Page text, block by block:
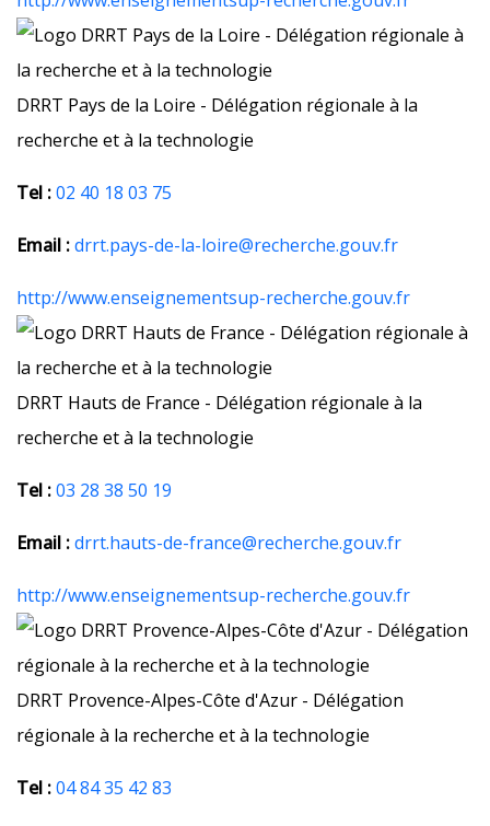
DRRT Pays de la Loire - Délégation régionale à la
recherche et à la technologie
Tel :02 40 18 03 75
Email :drrt.pays-de-la-loire@recherche.gouv.fr
http://www.enseignementsup-recherche.gouv.fr
DRRT Hauts de France - Délégation régionale à la
recherche et à la technologie
Tel :03 28 38 50 19
Email :drrt.hauts-de-france@recherche.gouv.fr
http://www.enseignementsup-recherche.gouv.fr
DRRT Provence-Alpes-Côte d'Azur - Délégation
régionale à la recherche et à la technologie
Tel :04 84 35 42 83